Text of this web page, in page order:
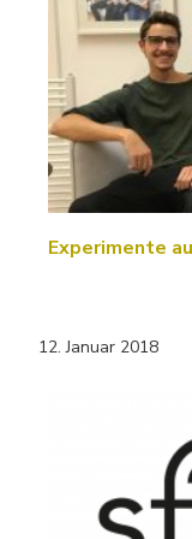
Experimente
12. Januar 2018